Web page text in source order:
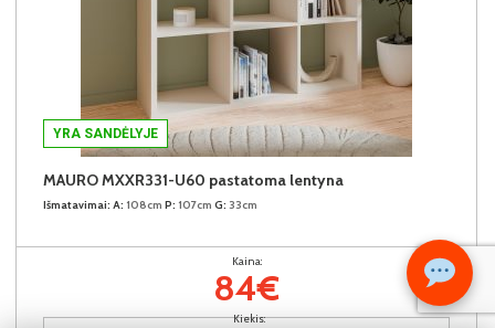
Kiekis:
YRA SANDĖLYJE
MAURO MXXR331-U60 pastatoma lentyna
Išmatavimai: A: 108cm P: 107cm G: 33cm
Kaina:
84€